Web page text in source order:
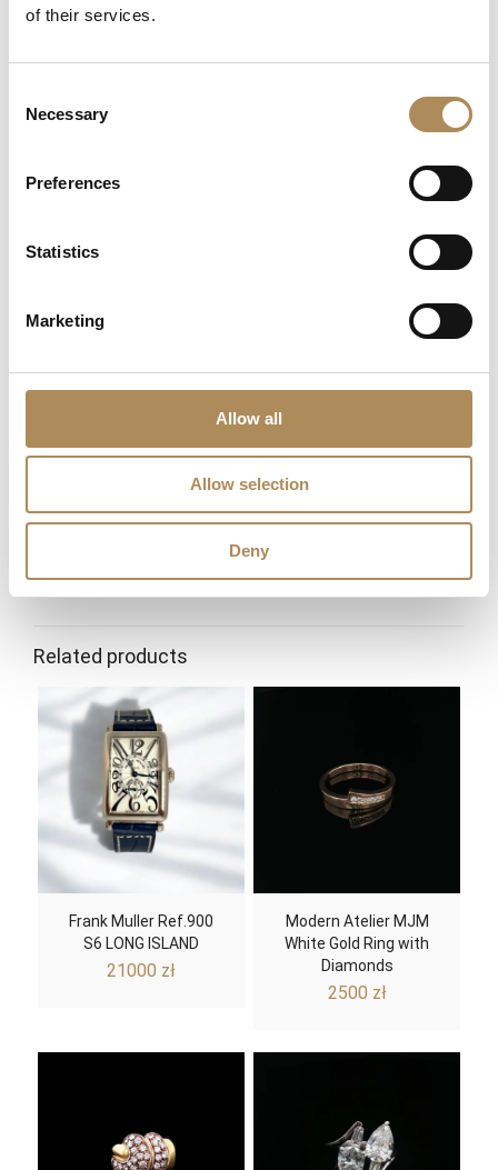
of their services.
Selection
Necessary
Preferences
Statistics
Marketing
Allow all
Allow selection
Deny
Are timepieces offered by LUXOS Arts warranty-
Are acquisitions through LUXOS Arts secure?
Does LUXOS Arts provide investment counsel?
Can I offer an item for sale through LUXOS Arts?
Does LUXOS Arts host private events?
Where can I follow LUXOS Arts news and events?
material gold
Related products
Frank Muller Ref.900
S6 LONG ISLAND
21000 zł
Modern Atelier MJM
White Gold Ring with
Diamonds
2500 zł